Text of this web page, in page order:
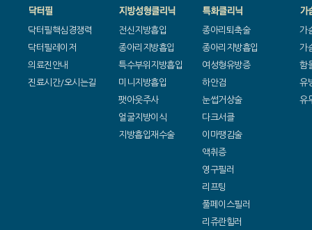
닥터필핵심경쟁력
닥터필레이저
의료진안내
진료시간/오시는길
전신지방흡입
종아리지방흡입
특수부위지방흡입
미니지방흡입
팻아웃주사
얼굴지방이식
지방흡입재수술
종아리퇴축술
종아리지방흡입
여성형유방증
하안검
눈썹거상술
다크서클
이마땡김술
액취증
영구필러
리프팅
풀페이스필러
리쥬란힐러
가
가
함
유
유